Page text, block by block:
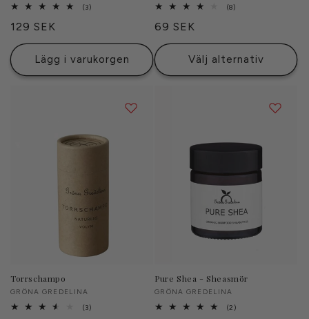
(3)3
Ordinarie
pris
129 SEK
Lägg i varukorgen
(8)8
Ordinarie
pris
69 SEK
Välj alternativ
Torrschampo
Säljare:
GRÖNA GREDELINA
(3)3
Pure Shea - Sheasmör
Säljare:
GRÖNA GREDELINA
(2)2